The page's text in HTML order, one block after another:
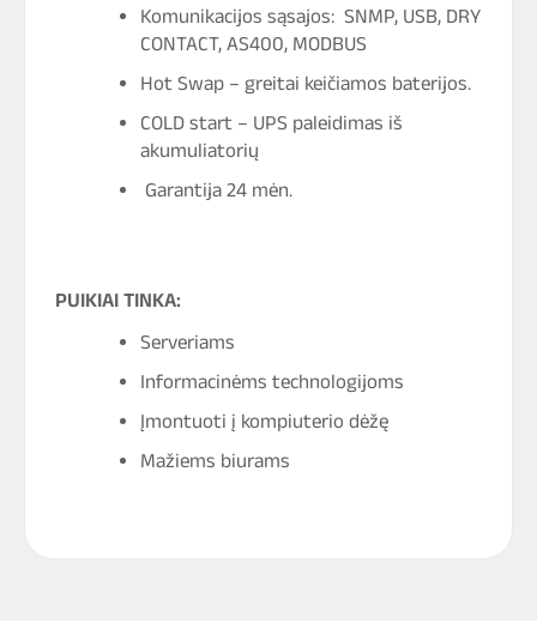
Komunikacijos sąsajos: SNMP, USB, DRY
CONTACT, AS400, MODBUS
Hot Swap – greitai keičiamos baterijos.
COLD start – UPS paleidimas iš
akumuliatorių
Garantija 24 mėn.
PUIKIAI TINKA:
Serveriams
Informacinėms technologijoms
Įmontuoti į kompiuterio dėžę
Mažiems biurams